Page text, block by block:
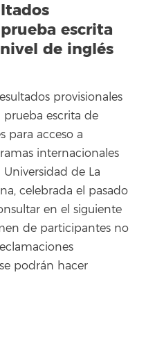
escrita
de inglés
provisionales
prueba escrita de
para acceso a
internacionales
Universidad de La
celebrada el pasado
en el siguiente
de participantes no
podrán hacer